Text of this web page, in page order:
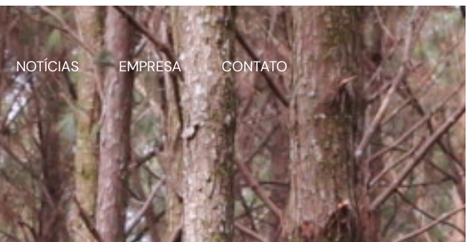
NOTÍCIAS EMPRESA CONTATO